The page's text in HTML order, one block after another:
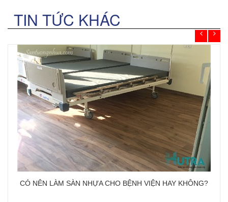
TIN TỨC KHÁC
CÓ NÊN LÀM SÀN NHỰA CHO BỆNH VIỆN HAY KHÔNG?